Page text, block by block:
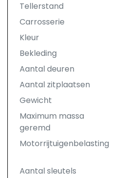
Tellerstand
Carrosserie
Kleur
Bekleding
Aantal deuren
Aantal zitplaatsen
Gewicht
Maximum massa
geremd
Motorrijtuigenbelasting
Aantal sleutels